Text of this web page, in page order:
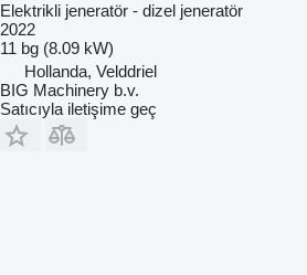
Elektrikli jeneratör - dizel jeneratör
2022
11 bg (8.09 kW)
Hollanda, Velddriel
BIG Machinery b.v.
Satıcıyla iletişime geç